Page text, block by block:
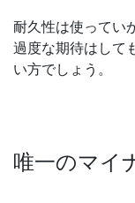
耐久性は使ってい
過度な期待はして
い方でしょう。
唯一のマイ